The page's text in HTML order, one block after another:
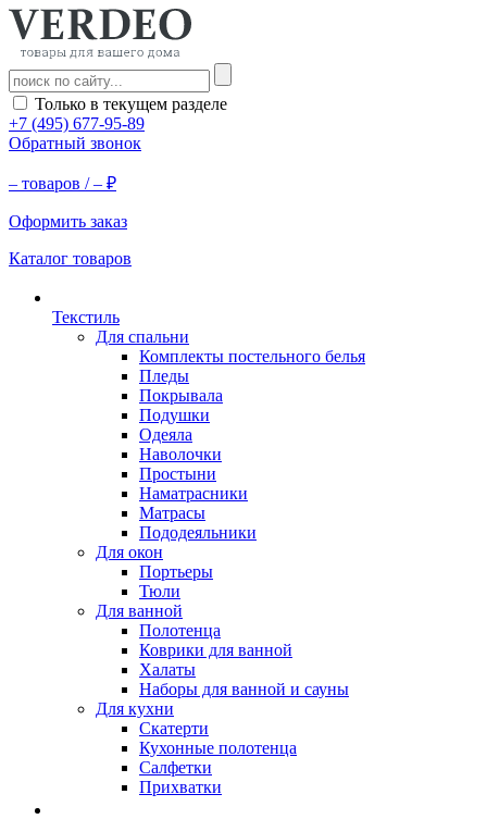
Только в текущем разделе
+7 (495) 677-95-89
Обратный звонок
– товаров /– ₽
Оформить заказ
Каталог товаров
Текстиль
Для спальни
Комплекты постельного белья
Пледы
Покрывала
Подушки
Одеяла
Наволочки
Простыни
Наматрасники
Матрасы
Пододеяльники
Для окон
Портьеры
Тюли
Для ванной
Полотенца
Коврики для ванной
Халаты
Наборы для ванной и сауны
Для кухни
Скатерти
Кухонные полотенца
Салфетки
Прихватки